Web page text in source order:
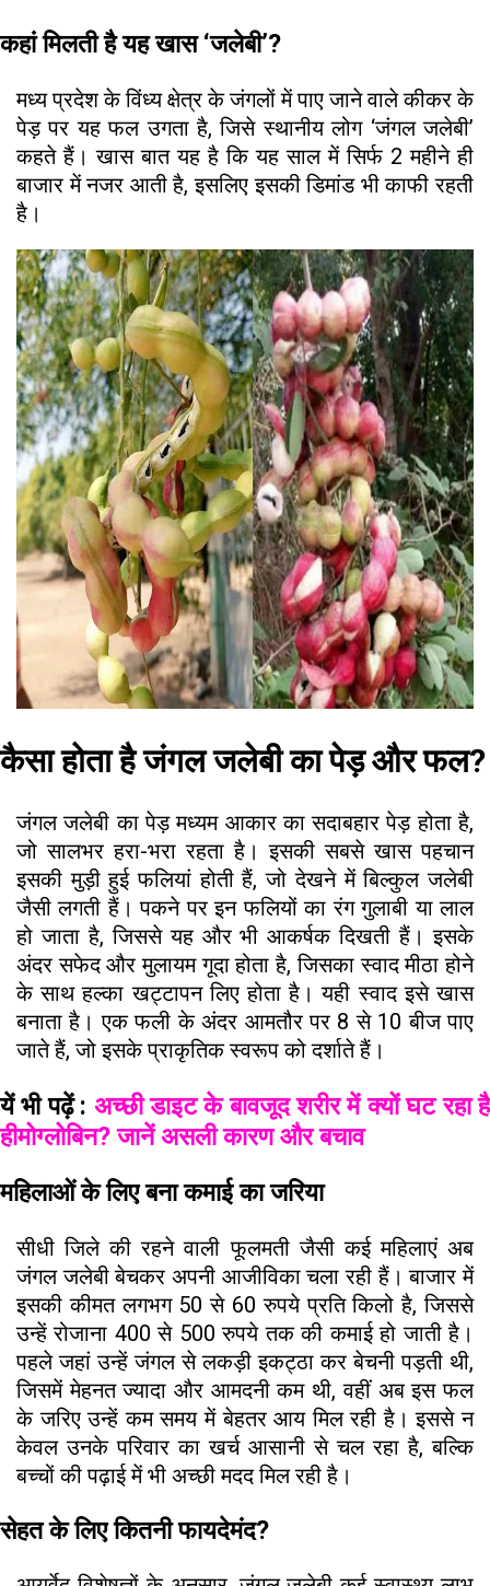
कहां मिलती है यह खास ‘जलेबी’?
मध्य प्रदेश के विंध्य क्षेत्र के जंगलों में पाए जाने वाले कीकर के
पेड़ पर यह फल उगता है, जिसे स्थानीय लोग ‘जंगल जलेबी’
कहते हैं। खास बात यह है कि यह साल में सिर्फ 2 महीने ही
बाजार में नजर आती है, इसलिए इसकी डिमांड भी काफी रहती
है।
कैसा होता है जंगल जलेबी का पेड़ और फल?
जंगल जलेबी का पेड़ मध्यम आकार का सदाबहार पेड़ होता है,
जो सालभर हरा-भरा रहता है। इसकी सबसे खास पहचान
इसकी मुड़ी हुई फलियां होती हैं, जो देखने में बिल्कुल जलेबी
जैसी लगती हैं। पकने पर इन फलियों का रंग गुलाबी या लाल
हो जाता है, जिससे यह और भी आकर्षक दिखती हैं। इसके
अंदर सफेद और मुलायम गूदा होता है, जिसका स्वाद मीठा होने
के साथ हल्का खट्टापन लिए होता है। यही स्वाद इसे खास
बनाता है। एक फली के अंदर आमतौर पर 8 से 10 बीज पाए
जाते हैं, जो इसके प्राकृतिक स्वरूप को दर्शाते हैं।
यें भी पढ़ें : अच्छी डाइट के बावजूद शरीर में क्यों घट रहा है
हीमोग्लोबिन? जानें असली कारण और बचाव
महिलाओं के लिए बना कमाई का जरिया
सीधी जिले की रहने वाली फूलमती जैसी कई महिलाएं अब
जंगल जलेबी बेचकर अपनी आजीविका चला रही हैं। बाजार में
इसकी कीमत लगभग 50 से 60 रुपये प्रति किलो है, जिससे
उन्हें रोजाना 400 से 500 रुपये तक की कमाई हो जाती है।
पहले जहां उन्हें जंगल से लकड़ी इकट्ठा कर बेचनी पड़ती थी,
जिसमें मेहनत ज्यादा और आमदनी कम थी, वहीं अब इस फल
के जरिए उन्हें कम समय में बेहतर आय मिल रही है। इससे न
केवल उनके परिवार का खर्च आसानी से चल रहा है, बल्कि
बच्चों की पढ़ाई में भी अच्छी मदद मिल रही है।
सेहत के लिए कितनी फायदेमंद?